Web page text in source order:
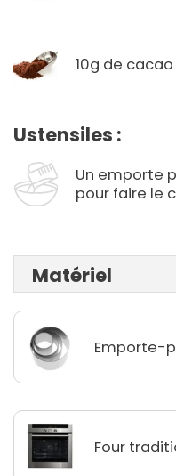
10g de
Ustensiles :
Un emporte
pour faire le
Matériel
Emporte-
Four